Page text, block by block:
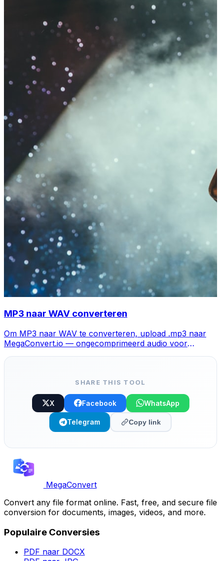
MP3 naar WAV converteren
Om MP3 naar WAV te converteren, upload .mp3 naar
MegaConvert.io — ongecomprimeerd audio voor
SHARE THIS TOOL
X Facebook WhatsApp
Telegram Copy link
MegaConvert
Convert any file format online. Fast, free, and secure file
conversion for documents, images, videos, and more.
Populaire Conversies
PDF naar DOCX